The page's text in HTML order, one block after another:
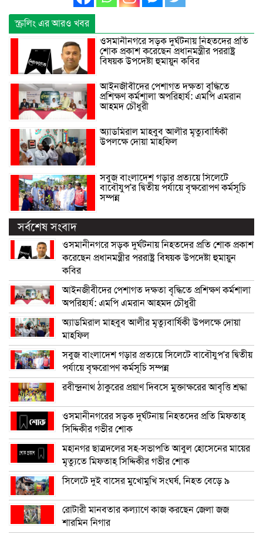
স্ক্রলিং এর আরও খবর
ওসমানীনগরে সড়ক দুর্ঘটনায় নিহতদের প্রতি
শোক প্রকাশ করেছেন প্রধানমন্ত্রীর পররাষ্ট্র
বিষয়ক উপদেষ্টা হুমায়ুন কবির
আইনজীবীদের পেশাগত দক্ষতা বৃদ্ধিতে
প্রশিক্ষণ কর্মশালা অপরিহার্য: এমপি এমরান
আহমদ চৌধুরী
অ্যাডমিরাল মাহবুব আলীর মৃত্যুবার্ষিকী
উপলক্ষে দোয়া মাহফিল
সবুজ বাংলাদেশ গড়ার প্রত্যয়ে সিলেটে
বাবৌযুপ’র দ্বিতীয় পর্যায়ে বৃক্ষরোপণ কর্মসূচি
সম্পন্ন
সর্বশেষ সংবাদ
ওসমানীনগরে সড়ক দুর্ঘটনায় নিহতদের প্রতি শোক প্রকাশ
করেছেন প্রধানমন্ত্রীর পররাষ্ট্র বিষয়ক উপদেষ্টা হুমায়ুন
কবির
আইনজীবীদের পেশাগত দক্ষতা বৃদ্ধিতে প্রশিক্ষণ কর্মশালা
অপরিহার্য: এমপি এমরান আহমদ চৌধুরী
অ্যাডমিরাল মাহবুব আলীর মৃত্যুবার্ষিকী উপলক্ষে দোয়া
মাহফিল
সবুজ বাংলাদেশ গড়ার প্রত্যয়ে সিলেটে বাবৌযুপ’র দ্বিতীয়
পর্যায়ে বৃক্ষরোপণ কর্মসূচি সম্পন্ন
রবীন্দ্রনাথ ঠাকুরের প্রয়াণ দিবসে মুক্তাক্ষরের আবৃত্তি শ্রদ্ধা
ওসমানীনগরের সড়ক দুর্ঘটনায় নিহতদের প্রতি মিফতাহ্
সিদ্দিকীর গভীর শোক
মহানগর ছাত্রদলের সহ-সভাপতি আবুল হোসেনের মায়ের
মৃত্যুতে মিফতাহ্ সিদ্দিকীর গভীর শোক
সিলেটে দুই বাসের মুখোমুখি সংঘর্ষ, নিহত বেড়ে ৯
রোটারী মানবতার কল্যাণে কাজ করছেন জেলা জজ
শারমিন নিগার